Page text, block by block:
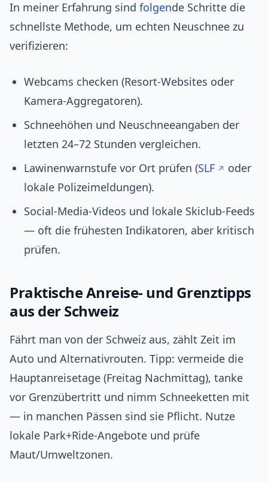
In meiner Erfahrung sind folgende Schritte die
schnellste Methode, um echten Neuschnee zu
verifizieren:
Webcams checken (Resort-Websites oder
Kamera-Aggregatoren).
Schneehöhen und Neuschneeangaben der
letzten 24–72 Stunden vergleichen.
Lawinenwarnstufe vor Ort prüfen (SLF
oder
lokale Polizeimeldungen).
Social-Media-Videos und lokale Skiclub-Feeds
— oft die frühesten Indikatoren, aber kritisch
prüfen.
Praktische Anreise- und Grenztipps
aus der Schweiz
Fährt man von der Schweiz aus, zählt Zeit im
Auto und Alternativrouten. Tipp: vermeide die
Hauptanreisetage (Freitag Nachmittag), tanke
vor Grenzübertritt und nimm Schneeketten mit
— in manchen Pässen sind sie Pflicht. Nutze
lokale Park+Ride-Angebote und prüfe
Maut/Umweltzonen.